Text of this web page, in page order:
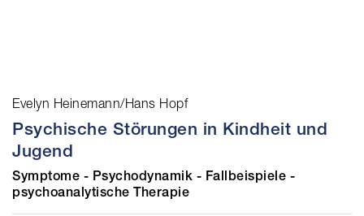
Evelyn Heinemann/Hans Hopf
Psychische Störungen in Kindheit und
Jugend
Symptome - Psychodynamik - Fallbeispiele -
psychoanalytische Therapie